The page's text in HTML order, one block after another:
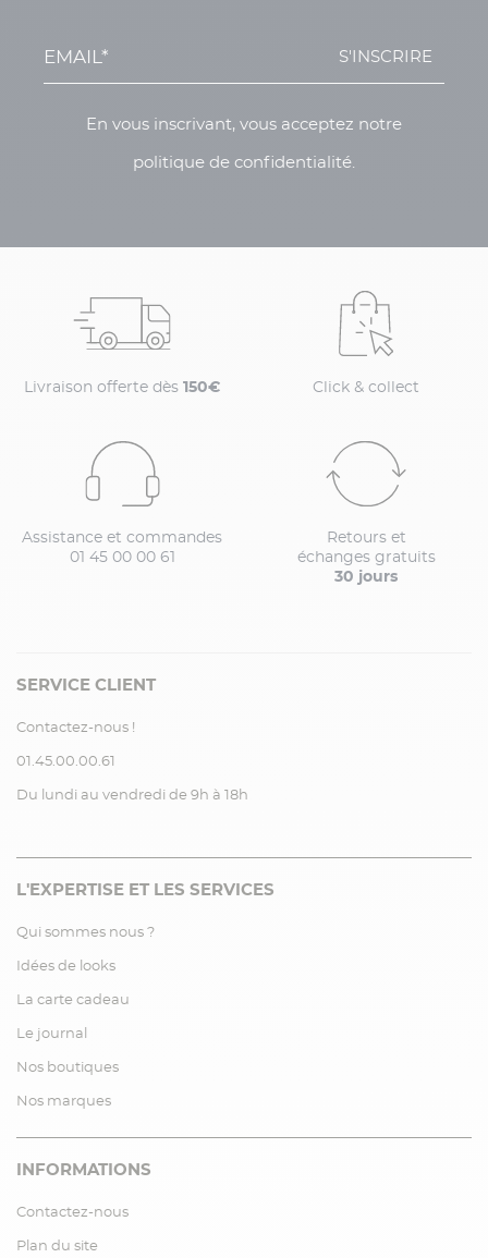
S'INSCRIRE
En vous inscrivant, vous acceptez notre
politique de confidentialité.
Livraison offerte dès 150€ Click & collect
Assistance et commandes
01 45 00 00 61
Retours et
échanges gratuits
30 jours
SERVICE CLIENT
Contactez-nous !
01.45.00.00.61
Du lundi au vendredi de 9h à 18h
L'EXPERTISE ET LES SERVICES
Qui sommes nous ?
Idées de looks
La carte cadeau
Le journal
Nos boutiques
Nos marques
INFORMATIONS
Contactez-nous
Plan du site